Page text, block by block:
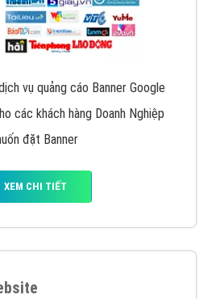
vụ quảng cáo Banner Google
các khách hàng Doanh Nghiệp
đặt Banner
XEM CHI TIẾT